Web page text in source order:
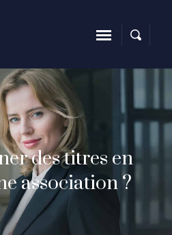
des titres en
association ?